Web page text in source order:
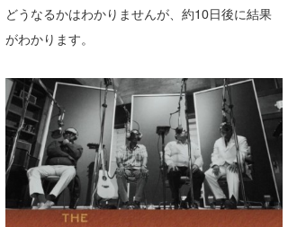
どうなるかはわかりませんが、約10日後に結果
がわかります。